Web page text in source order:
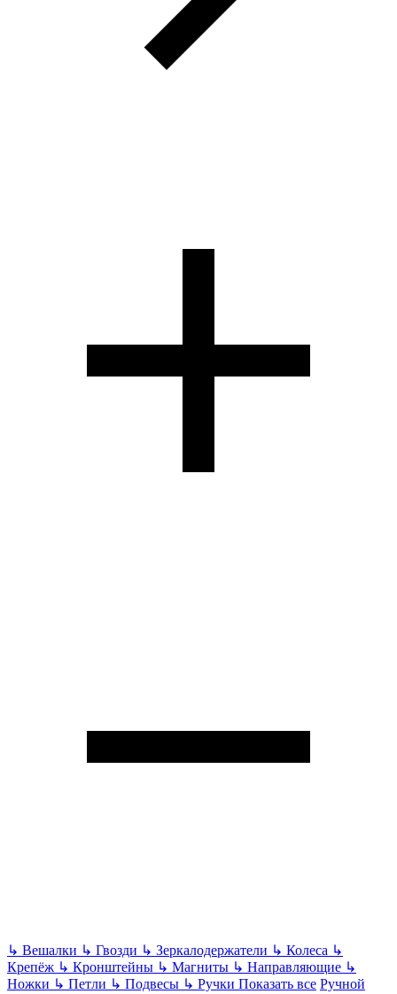
↳ Вешалки ↳ Гвозди ↳ Зеркалодержатели ↳ Колеса ↳
Крепёж ↳ Кронштейны ↳ Магниты ↳ Направляющие ↳
Ножки ↳ Петли ↳ Подвесы ↳ Ручки Показать все Ручной